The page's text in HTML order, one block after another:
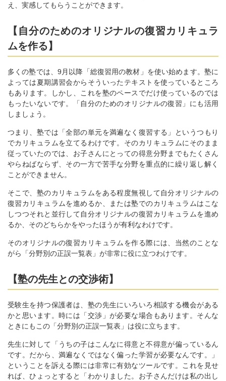
え、実感してもらうことができます。
【自分のためのオリジナルの復習カリキュラ
ムを作る】
多くの塾では、9月以降「総復習用の教材」を使い始めます。塾に
よっては夏期講習会からそういったテキストを使っているところ
もあります。しかし、これを塾のペースでだけ使っているのでは
もったいないです。「自分のためのオリジナルの復習」にも活用
しましょう。
つまり、塾では「全部の単元を満遍なく復習する」というつもり
でカリキュラムを立てるわけです。そのカリキュラムにそのまま
従っていたのでは、お子さんにとっての得意分野までもたくさん
やらねばならず、その一方で苦手な分野を重点的に繰り返し解く
ことができません。
そこで、塾のカリキュラムをある程度無視して自分オリジナルの
復習カリキュラムを進めるか、または塾でのカリキュラムはこな
しつつそれと並行して自分オリジナルの復習カリキュラムを進め
るか、そのどちらかをやったほうが有利なわけです。
そのオリジナルの復習カリキュラムを作る際には、当然のことな
がら「分野別の正誤一覧表」が非常に役に立つわけです。
【塾の先生との交渉術】
受験生を持つ保護者は、塾の先生にいろいろ相談する機会がある
かと思います。時には「交渉」が必要な場合もあります。そんな
ときにもこの「分野別の正誤一覧表」は役に立ちます。
先生に対して「うちの子はこんなに得意と不得意が偏っているん
です。だから、満遍なくではなく偏った学習が必要なんです。」
ということを訴える際には非常に有効なツールです。これを見せ
れば、ひょっとすると「わかりました。お子さんだけは私の出し